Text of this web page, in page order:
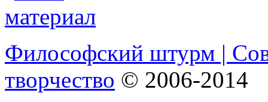
Философский штурм |
творчество © 2006-2014